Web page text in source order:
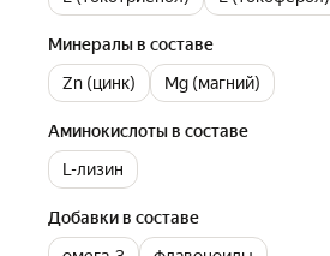
Минералы в составе
Zn (цинк)
Mg (магний)
Аминокислоты в составе
L-лизин
Добавки в составе